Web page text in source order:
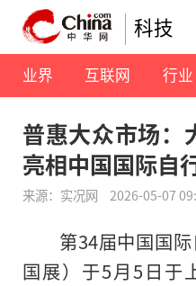
科技
业界 互联网 行业
普惠大众市场：
亮相中国国际自
来源：实况网 2026-05-07
第34届中国国
国展）于5月5日于